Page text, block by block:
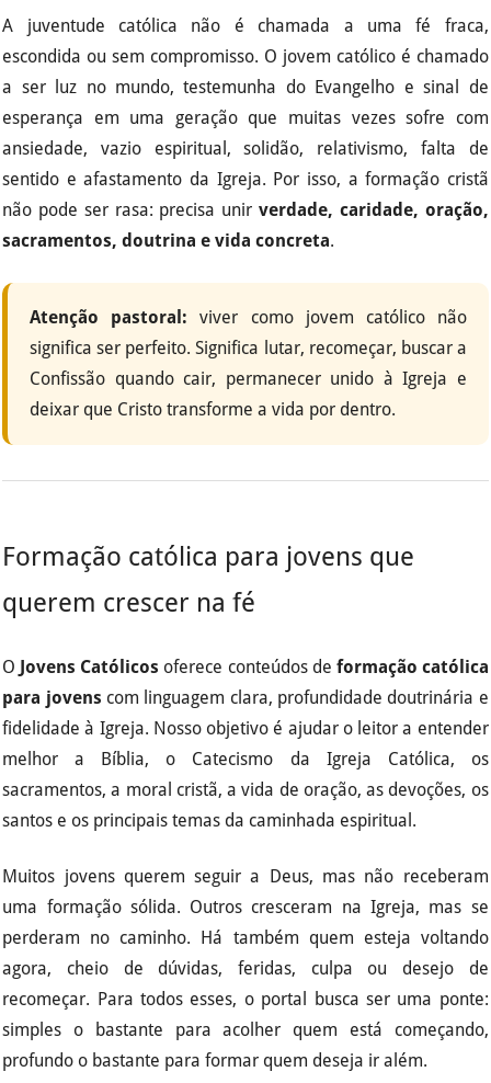
A juventude católica não é chamada a uma fé fraca,
escondida ou sem compromisso. O jovem católico é chamado
a ser luz no mundo, testemunha do Evangelho e sinal de
esperança em uma geração que muitas vezes sofre com
ansiedade, vazio espiritual, solidão, relativismo, falta de
sentido e afastamento da Igreja. Por isso, a formação cristã
não pode ser rasa: precisa unirverdade, caridade, oração,
sacramentos, doutrina e vida concreta.
Atenção pastoral: viver como jovem católico não
significa ser perfeito. Significa lutar, recomeçar, buscar a
Confissão quando cair, permanecer unido à Igreja e
deixar que Cristo transforme a vida por dentro.
Formação católica para jovens que
querem crescer na fé
O Jovens Católicos oferece conteúdos de formação católica
para jovens com linguagem clara, profundidade doutrinária e
fidelidade à Igreja. Nosso objetivo é ajudar o leitor a entender
melhor a Bíblia, o Catecismo da Igreja Católica, os
sacramentos, a moral cristã, a vida de oração, as devoções, os
santos e os principais temas da caminhada espiritual.
Muitos jovens querem seguir a Deus, mas não receberam
uma formação sólida. Outros cresceram na Igreja, mas se
perderam no caminho. Há também quem esteja voltando
agora, cheio de dúvidas, feridas, culpa ou desejo de
recomeçar. Para todos esses, o portal busca ser uma ponte:
simples o bastante para acolher quem está começando,
profundo o bastante para formar quem deseja ir além.